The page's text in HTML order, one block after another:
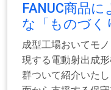
FANUC商品
な「ものづく
成型工場おいてモ
現する電動射出成形
群ついて紹介いた